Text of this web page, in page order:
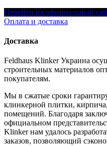
Перейти на официальный
Оплата и доставка
Доставка
Feldhaus Klinker Украина
строительных материалов
покупателям.
Мы в сжатые сроки
клинкерной плитки,
помещений. Благодаря
официальном
Klinker нам удалось
заказов, позволяющий